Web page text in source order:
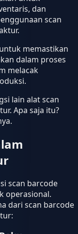
dan
scan
memastikan
dalam proses
melacak
lain alat scan
Apa saja itu?
scan barcode
operasional.
dari scan barcode